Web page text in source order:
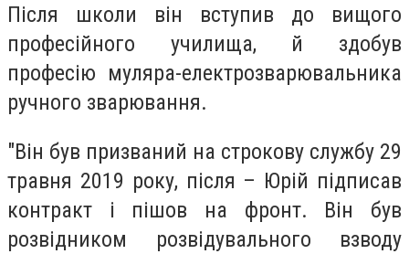
Після школи він вступив до вищого
професійного училища, й здобув
професію муляра-електрозварювальника
ручного зварювання.
"Він був призваний на строкову службу 29
травня 2019 року, після – Юрій підписав
контракт і пішов на фронт. Він був
розвідником розвідувального взводу